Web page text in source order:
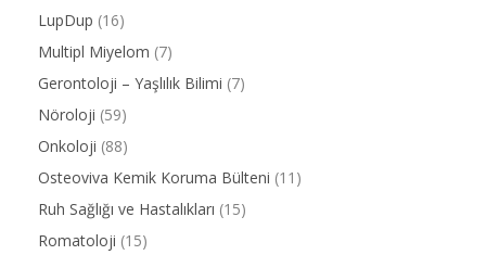
LupDup (16)
Multipl Miyelom (7)
Gerontoloji – Yaşlılık Bilimi (7)
Nöroloji (59)
Onkoloji (88)
Osteoviva Kemik Koruma Bülteni (11)
Ruh Sağlığı ve Hastalıkları (15)
Romatoloji (15)